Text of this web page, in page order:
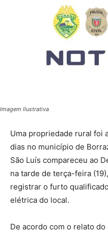
Imagem Ilustrativa
Uma propriedade rural foi
dias no município de
São Luís compareceu ao
na tarde de terça-feira
registrar o furto
elétrica do local.
De acordo com o relato